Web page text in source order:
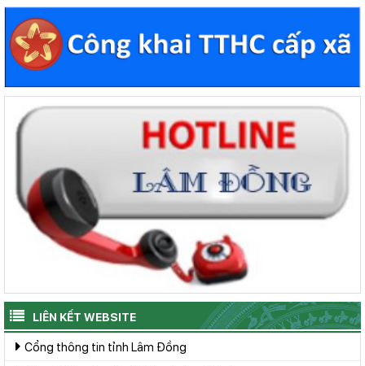
LIÊN KẾT WEBSITE
Cổng thông tin tỉnh Lâm Đồng